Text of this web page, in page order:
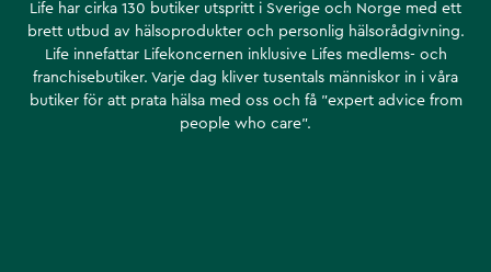
Life har cirka 130 butiker utspritt i Sverige och Norge med ett
brett utbud av hälsoprodukter och personlig hälsorådgivning.
Life innefattar Lifekoncernen inklusive Lifes medlems- och
franchisebutiker. Varje dag kliver tusentals människor in i våra
butiker för att prata hälsa med oss och få ”expert advice from
people who care”.